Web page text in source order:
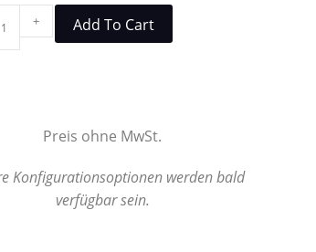
+ Add To Cart
Preis ohne MwSt.
Konfigurationsoptionen werden bald
verfügbar sein.